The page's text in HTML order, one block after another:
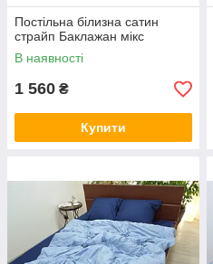
Постільна білизна сатин
страйп Баклажан мікс
В наявності
1 560 ₴
Купити